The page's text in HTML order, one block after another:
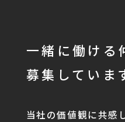
一緒に働ける
募集していま
当社の価値観に共感